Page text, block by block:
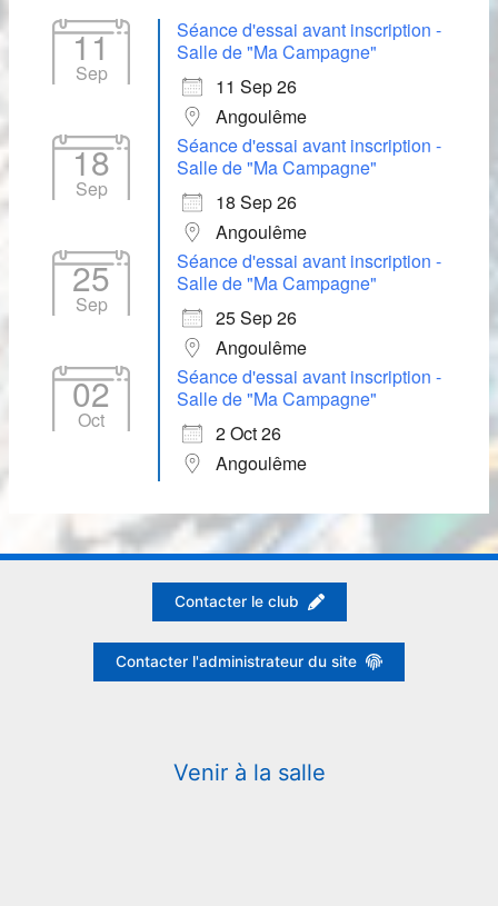
11
Sep
Séance d'essai avant inscription -
Salle de "Ma Campagne"
11 Sep 26
Angoulême
18
Sep
Séance d'essai avant inscription -
Salle de "Ma Campagne"
18 Sep 26
Angoulême
25
Sep
Séance d'essai avant inscription -
Salle de "Ma Campagne"
25 Sep 26
Angoulême
02
Oct
Séance d'essai avant inscription -
Salle de "Ma Campagne"
2 Oct 26
Angoulême
Contacter le club
Contacter l'administrateur du site
Venir à la salle